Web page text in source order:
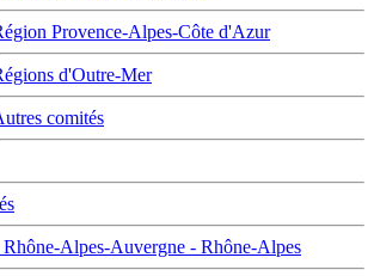
Provence-Alpes-Côte d'Azur
d'Outre-Mer
comités
Alpes-Auvergne - Rhône-Alpes